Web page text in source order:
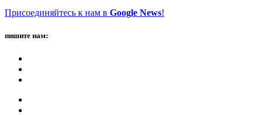
Присоединяйтесь к нам в Google News!
пишите нам: